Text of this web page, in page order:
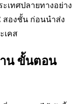
เทศปลายทางอย่าง
สองชั้น ก่อนนำส่ง
เคส
น ขั้นตอน